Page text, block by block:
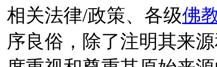
相关法律/政策、各级佛
序良俗，除了注明其来